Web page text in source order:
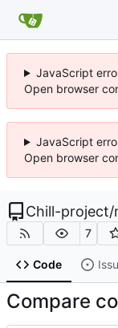
JavaScript
Open browser
JavaScript
Open browser
Chill-project/
7
Code
Compare